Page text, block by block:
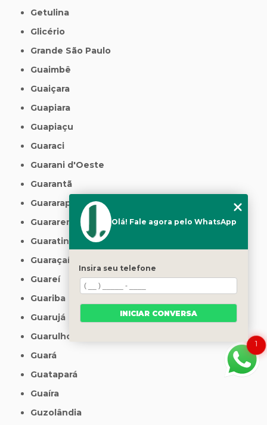
Getulina
Glicério
Grande São Paulo
Guaimbê
Guaiçara
Guapiara
Guapiaçu
Guaraci
Guarani d'Oeste
Guarantã
Guararapes
Guararema
Guaratinguetá
Guaraçaí
Guareí
Guariba
Guarujá
Guarulhos
Guará
Guatapará
Guaíra
Guzolândia
1
Olá! Fale agora pelo WhatsApp
Insira seu telefone
INICIAR CONVERSA